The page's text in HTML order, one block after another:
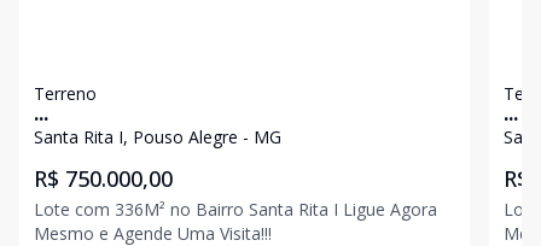
Terreno
...
Santa Rita I, Pouso Alegre - MG
R$ 750.000,00
Lote com 336M² no Bairro Santa Rita I Ligue Agora
Mesmo e Agende Uma Visita!!!
...
R$
Lote